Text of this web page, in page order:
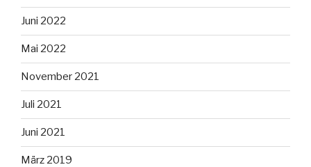
Juni 2022
Mai 2022
November 2021
Juli 2021
Juni 2021
März 2019